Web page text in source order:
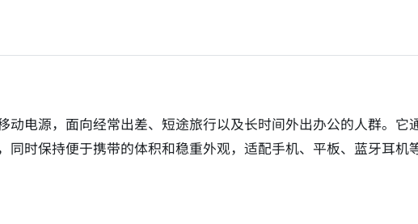
动电源，面向经常出差、短途旅行以及长时间外出办公的人群。它
同时保持便于携带的体积和稳重外观，适配手机、平板、蓝牙耳机